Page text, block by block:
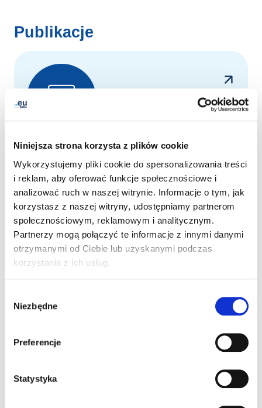
Niniejsza strona korzysta z plików cookie
Wykorzystujemy pliki cookie do spersonalizowania treści
i reklam, aby oferować funkcje społecznościowe i
analizować ruch w naszej witrynie. Informacje o tym, jak
korzystasz z naszej witryny, udostępniamy partnerom
społecznościowym, reklamowym i analitycznym.
Partnerzy mogą połączyć te informacje z innymi danymi
otrzymanymi od Ciebie lub uzyskanymi podczas
korzystania z ich usług.
zgody
Niezbędne
Preferencje
Statystyka
Publikacje
Raporty roczne i kwartalne
Roczne i kwartalne raporty EURid
dostarczają informacji o najnowszych
trendach w rejestracji domen oraz
szczegółowe statystyki nt. rejestracji w
naszym rejestrze.
.eu Illustrated